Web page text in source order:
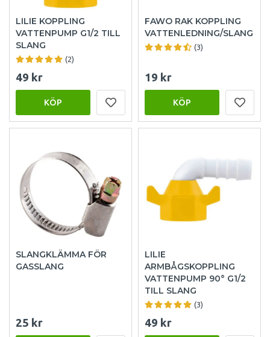
LILIE KOPPLING
VATTENPUMP G1/2 TILL
SLANG
(2)
49 kr
KÖP
FAWO RAK KOPPLING
VATTENLEDNING/SLANG
(3)
19 kr
KÖP
SLANGKLÄMMA FÖR
GASSLANG
25 kr
LILIE
ARMBÅGSKOPPLING
VATTENPUMP 90° G1/2
TILL SLANG
(3)
49 kr